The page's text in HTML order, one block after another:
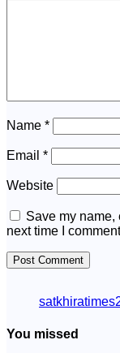
Name *
Email *
Website
Save my
next time I
You missed